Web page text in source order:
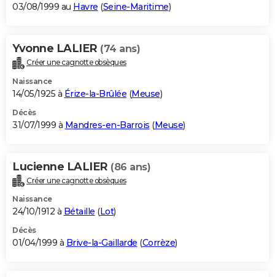
03/08/1999 au Havre (Seine-Maritime)
Yvonne LALIER (74 ans)
Créer une cagnotte obsèques
Naissance
14/05/1925 à Érize-la-Brûlée (Meuse)
Décès
31/07/1999 à Mandres-en-Barrois (Meuse)
Lucienne LALIER (86 ans)
Créer une cagnotte obsèques
Naissance
24/10/1912 à Bétaille (Lot)
Décès
01/04/1999 à Brive-la-Gaillarde (Corrèze)